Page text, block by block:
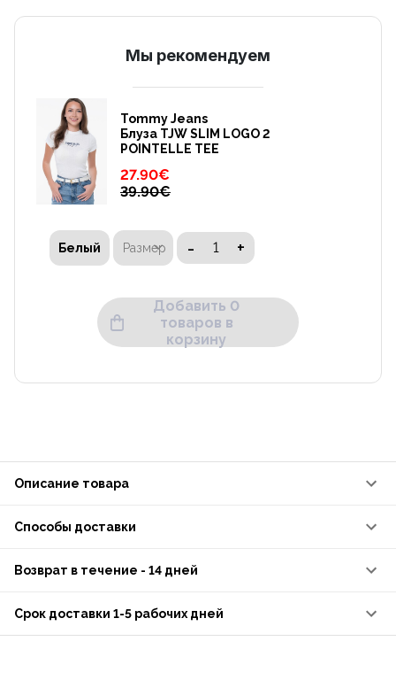
Mы рекомендуем
Tommy Jeans
Блуза TJW SLIM LOGO 2
POINTELLE TEE
27.90€
39.90€
Белый Размер - +
Добавить 0
товаров в
корзину
Описание товара
Способы доставки
Возврат в течение - 14 дней
Срок доставки 1-5 рабочих дней